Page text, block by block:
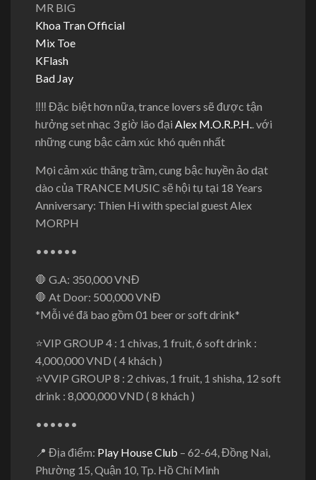
MR BIG
Khoa Tran Official
Mix Toe
KFlash
Bad Jay
‼‼ Đặc biệt hơn nữa, trance lovers sẽ được tận
hưởng set nhạc 3 giờ lão đại Alex M.O.R.P.H.. với
những cung bậc cảm xúc khó quên nhất
Mọi cảm xúc thăng trầm, cung bậc huyền ảo dạt
dào của TRANCE MUSIC sẽ hội tụ tại 18 Years
Anniversary: Thien Hi with special guest Alex
MORPH
••••••
🛑 G.A: 350,000 VNĐ
🛑 At Door: 500,000 VNĐ
*Mỗi vé đã bao gồm 01 beer or soft drink*
⭐VIP GROUP 4 : 1 chivas, 1 fruit, 6 soft drink :
4,000,000 VND ( 4 khách )
⭐VVIP GROUP 8 : 2 chivas, 1 fruit, 1 shisha, 12 soft
drink : 8,000,000 VND ( 8 khách )
••••••
📍 Địa điểm: Play House Club – 62-64, Đồng Nai,
Phường 15, Quận 10, Tp. Hồ Chí Minh